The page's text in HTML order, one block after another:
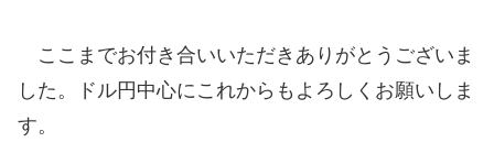
ここまでお付き合いいただきありがとうございま
した。ドル円中心にこれからもよろしくお願いしま
す。